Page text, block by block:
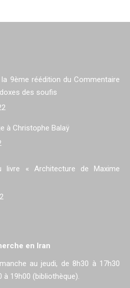
9ème réédition du Commentaire
des soufis
à Christophe Balaÿ
livre « Architecture de Maxime
en Iran
au jeudi, de 8h30 à 17h30
19h00 (bibliothèque).